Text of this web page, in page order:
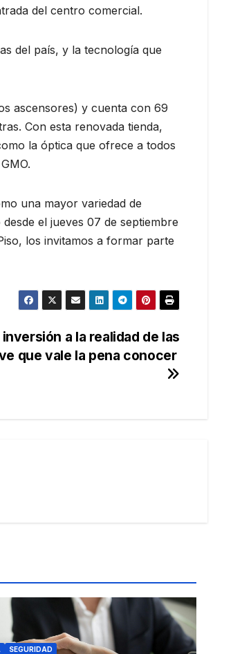
del centro comercial.
del país, y la tecnología que
ascensores) y cuenta con 69
Con esta renovada tienda,
la óptica que ofrece a todos
una mayor variedad de
el jueves 07 de septiembre
los invitamos a formar parte
a la realidad de las
que vale la pena conocer
SEGURIDAD